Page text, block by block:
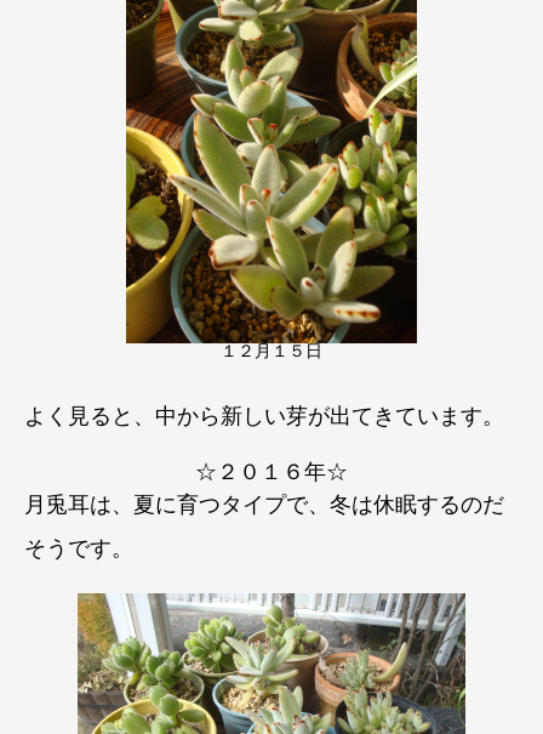
１２月１５日
よく見ると、中から新しい芽が出てきています。
☆２０１６年☆
月兎耳は、夏に育つタイプで、冬は休眠するのだ
そうです。